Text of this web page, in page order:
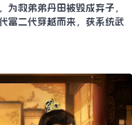
为救弟弟丹田被毁成弃子，
富二代穿越而来，获系统武